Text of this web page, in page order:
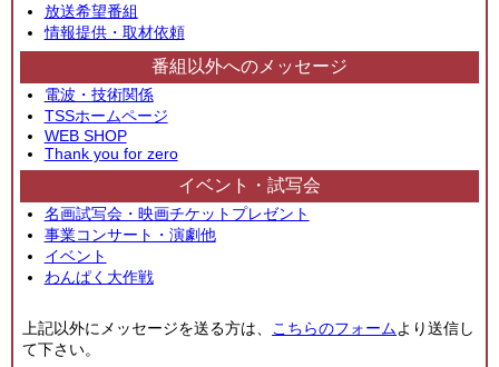
放送希望番組
情報提供・取材依頼
番組以外へのメッセージ
電波・技術関係
TSSホームページ
WEB SHOP
Thank you for zero
イベント・試写会
名画試写会・映画チケットプレゼント
事業コンサート・演劇他
イベント
わんぱく大作戦
上記以外にメッセージを送る方は、 こちらのフォームより送信し
て下さい。